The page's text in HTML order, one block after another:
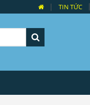
TIN TỨC